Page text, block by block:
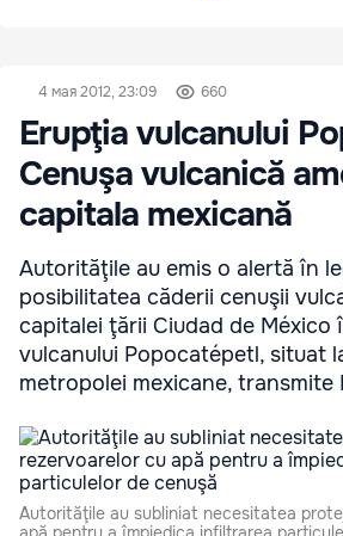
4 мая 2012, 23:09 660
Erupţia vulcanului
Cenuşa vulcanică
capitala mexicană
Autorităţile au emis o alertă în
posibilitatea căderii cenuşii
capitalei ţării Ciudad de México
vulcanului Popocatépetl, situat
metropolei mexicane, transmite
Autorităţile au subliniat necesitatea